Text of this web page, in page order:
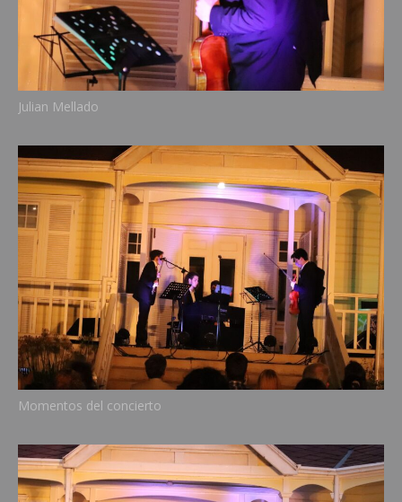
Julian Mellado
Momentos del concierto